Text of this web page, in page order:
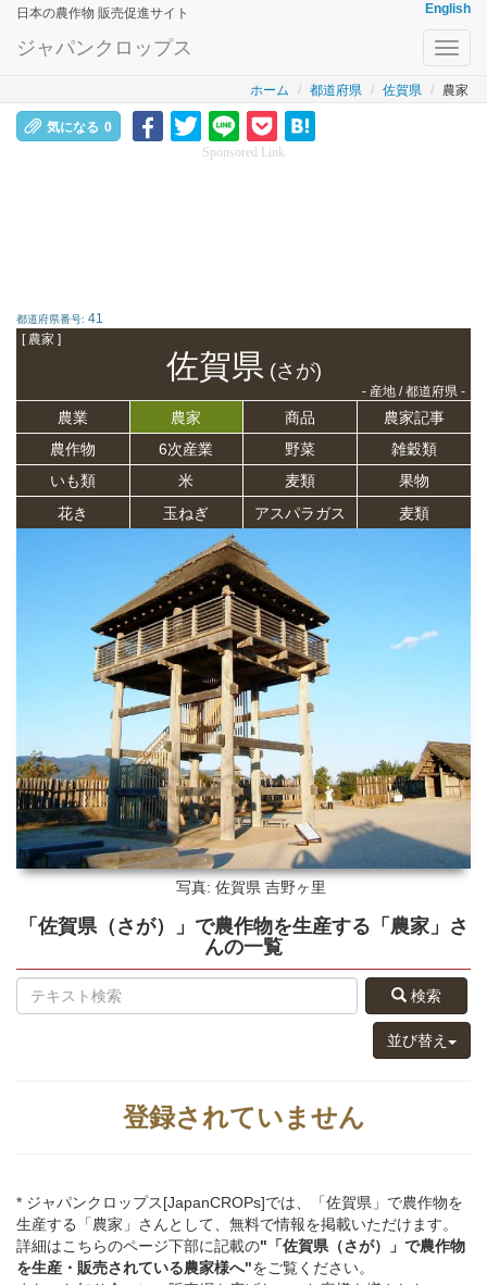
日本の農作物 販売促進サイト English
ジャパンクロップス
ホーム 都道府県 佐賀県 農家
気になる 0
Sponsored Link
都道府県番号: 41
[ 農家 ]
佐賀県(さが)
- 産地 / 都道府県 -
農業 農家 商品
農家記事
農作物
6次産業 野菜
雑穀類
いも類
米 麦類
果物
花き
玉ねぎ アスパラガス 麦類
写真: 佐賀県 吉野ヶ里
「佐賀県（さが）」 で農作物を生産する 「農家」さ
んの一覧
検索
並び替え
登録されていません
* ジャパンクロップス[JapanCROPs]では、「佐賀県」で農作物を
生産する「農家」さんとして、無料で情報を掲載いただけます。
詳細はこちらのページ下部に記載の"「佐賀県（さが）」 で農作物
を生産・販売されている農家様へ"をご覧ください。